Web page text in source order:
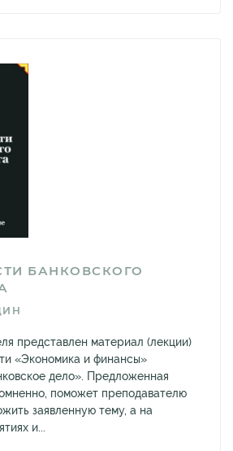
БАНКОВСКОГО
представлен материал (лекции)
«Экономика и финансы»
дело». Предложенная
поможет преподавателю
заявленную тему, а на
и...